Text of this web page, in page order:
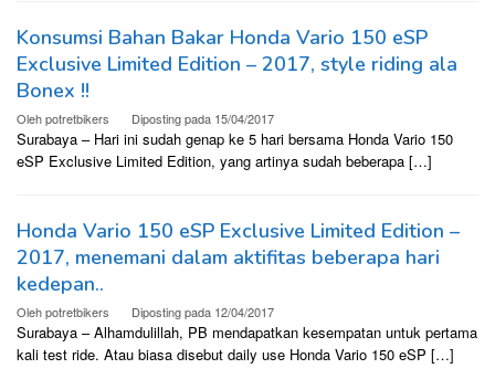
Konsumsi Bahan Bakar Honda Vario 150 eSP
Exclusive Limited Edition – 2017, style riding ala
Bonex !!
Olehpotretbikers Diposting pada 15/04/2017
Surabaya – Hari ini sudah genap ke 5 hari bersama Honda Vario 150
eSP Exclusive Limited Edition, yang artinya sudah beberapa […]
Honda Vario 150 eSP Exclusive Limited Edition –
2017, menemani dalam aktifitas beberapa hari
kedepan..
Olehpotretbikers Diposting pada 12/04/2017
Surabaya – Alhamdulillah, PB mendapatkan kesempatan untuk pertama
kali test ride. Atau biasa disebut daily use Honda Vario 150 eSP […]